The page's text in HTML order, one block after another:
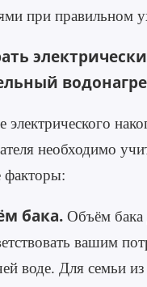
при правильном
необходимо
бака.Объём бака
вашим
воде. Для семьи